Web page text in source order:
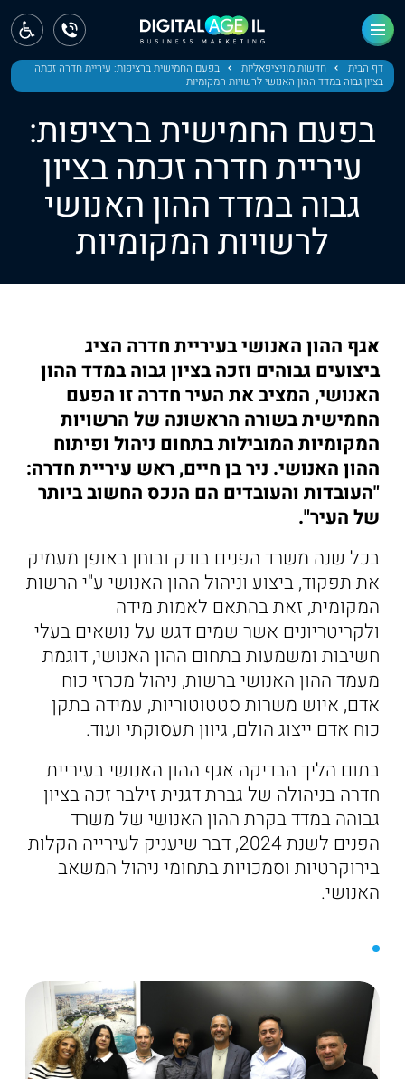
דף הבית חדשות מוניציפאליות
בפעם החמישית ברציפות: עיריית חדרה זכתה
בציון גבוה במדד ההון האנושי לרשויות המקומיות
בפעם החמישית ברציפות:
עיריית חדרה זכתה בציון
גבוה במדד ההון האנושי
לרשויות המקומיות
אגף ההון האנושי בעיריית חדרה הציג
ביצועים גבוהים וזכה בציון גבוה במדד ההון
האנושי, המציב את העיר חדרה זו הפעם
החמישית בשורה הראשונה של הרשויות
המקומיות המובילות בתחום ניהול ופיתוח
ההון האנושי. ניר בן חיים, ראש עיריית חדרה:
"העובדות והעובדים הם הנכס החשוב ביותר
של העיר".
בכל שנה משרד הפנים בודק ובוחן באופן מעמיק
את תפקוד, ביצוע וניהול ההון האנושי ע"י הרשות
המקומית, זאת בהתאם לאמות מידה
ולקריטריונים אשר שמים דגש על נושאים בעלי
חשיבות ומשמעות בתחום ההון האנושי, דוגמת
מעמד ההון האנושי ברשות, ניהול מכרזי כוח
אדם, איוש משרות סטטוטוריות, עמידה בתקן
כוח אדם ייצוג הולם, גיוון תעסוקתי ועוד.
בתום הליך הבדיקה אגף ההון האנושי בעיריית
חדרה בניהולה של גברת דגנית זילבר זכה בציון
גבוהה במדד בקרת ההון האנושי של משרד
הפנים לשנת 2024, דבר שיעניק לעירייה הקלות
בירוקרטיות וסמכויות בתחומי ניהול המשאב
האנושי.
ראשי
חדשות
מחוז חיפה
מחוז מרכז
מחוז דרום